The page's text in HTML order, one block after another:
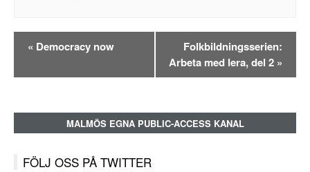
Evenemangsnavigation
« Democracy now
Folkbildningsserien:
Arbeta med lera, del 2 »
MALMÖS EGNA PUBLIC-ACCESS KANAL
FÖLJ OSS PÅ TWITTER